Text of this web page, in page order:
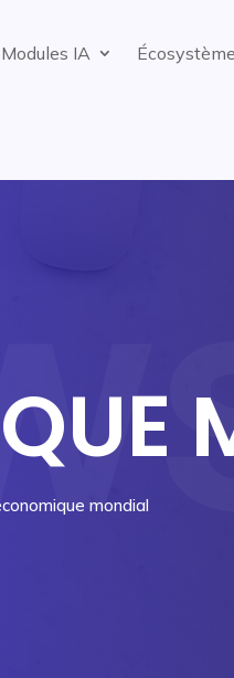
Modules IA
mondial